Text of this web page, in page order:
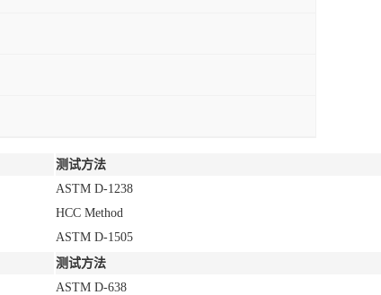
测试方法
ASTM D-1238
HCC Method
ASTM D-1505
测试方法
ASTM D-638